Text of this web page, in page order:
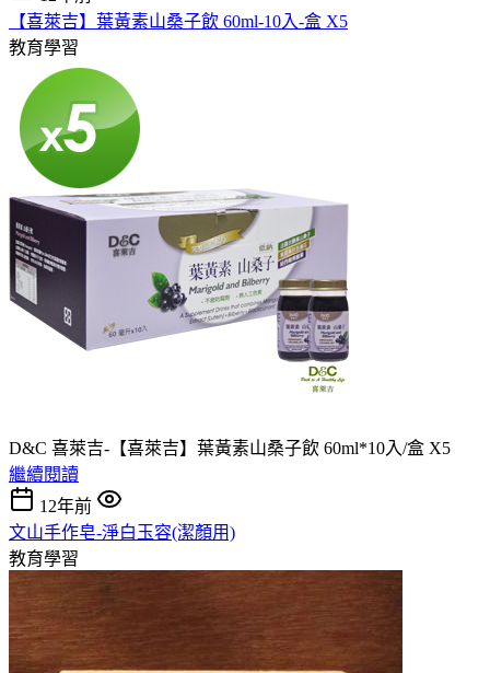
【喜萊吉】葉黃素山桑子飲 60ml-10入-盒 X5
教育學習
D&C 喜萊吉-【喜萊吉】葉黃素山桑子飲 60ml*10入/盒 X5
繼續閱讀
12年前
文山手作皂-淨白玉容(潔顏用)
教育學習